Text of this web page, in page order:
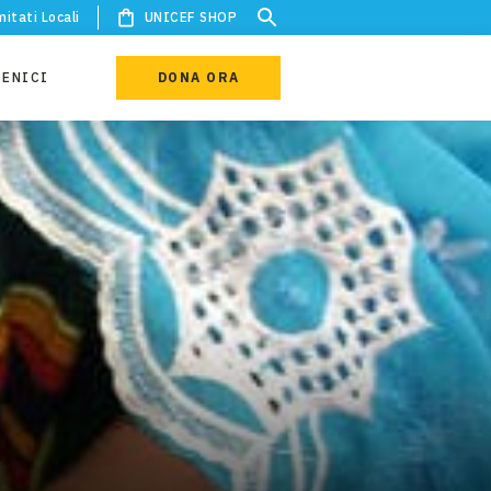
Locali UNICEF SHOP
DONA ORA